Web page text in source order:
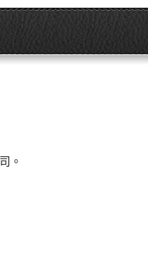
。